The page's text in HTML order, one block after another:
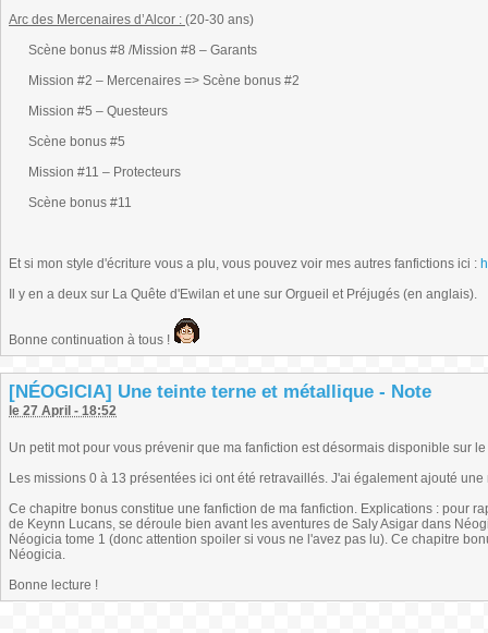
Arc des Mercenaires d’Alcor : (20-30 ans)
Scène bonus #8 /Mission #8 – Garants
Mission #2 – Mercenaires => Scène bonus #2
Mission #5 – Questeurs
Scène bonus #5
Mission #11 – Protecteurs
Scène bonus #11
Et si mon style d'écriture vous a plu, vous pouvez voir mes autres fanfictions ici :
Il y en a deux sur La Quête d'Ewilan et une sur Orgueil et Préjugés (en anglais).
Bonne continuation à tous !
[NÉOGICIA] Une teinte terne et métallique - Note
le 27 April - 18:52
Un petit mot pour vous prévenir que ma fanfiction est désormais disponible sur
Les missions 0 à 13 présentées ici ont été retravaillés. J'ai également ajouté
Ce chapitre bonus constitue une fanfiction de ma fanfiction. Explications : pour
de Keynn Lucans, se déroule bien avant les aventures de Saly Asigar dans
Néogicia tome 1 (donc attention spoiler si vous ne l'avez pas lu). Ce chapitre
Néogicia.
Bonne lecture !